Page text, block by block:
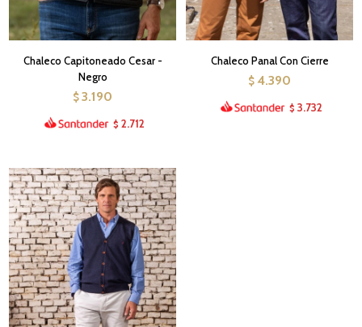
Chaleco Capitoneado Cesar -
Negro
$ 3.190
$ 2.712
Chaleco Panal Con Cierre
$ 4.390
$ 3.732